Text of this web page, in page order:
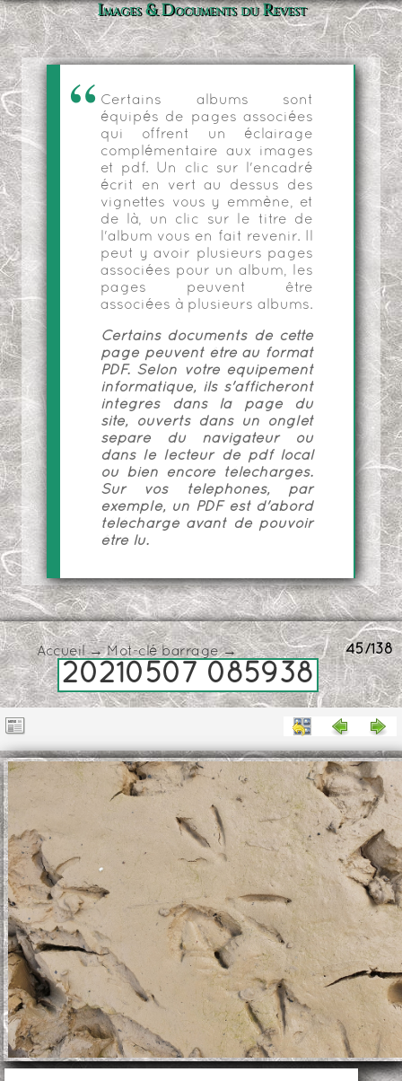
Images & Documents du Revest
Certains albums sont
équipés de pages associées
qui offrent un éclairage
complémentaire aux images
et pdf. Un clic sur l'encadré
écrit en vert au dessus des
vignettes vous y emmène, et
de là, un clic sur le titre de
l'album vous en fait revenir. Il
peut y avoir plusieurs pages
associées pour un album, les
pages peuvent être
associées à plusieurs albums.
Certains documents de cette
page peuvent être au format
PDF. Selon votre équipement
informatique, ils s'afficheront
intégrés dans la page du
site, ouverts dans un onglet
séparé du navigateur ou
dans le lecteur de pdf local
ou bien encore téléchargés.
Sur vos téléphones, par
exemple, un PDF est d'abord
téléchargé avant de pouvoir
être lu.
45/138
Accueil→Mot-clé barrage→
20210507 085938